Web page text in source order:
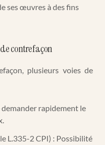
ses œuvres à des fins
contrefaçon
plusieurs voies de
rapidement le
L.335-2 CPI) : Possibilité